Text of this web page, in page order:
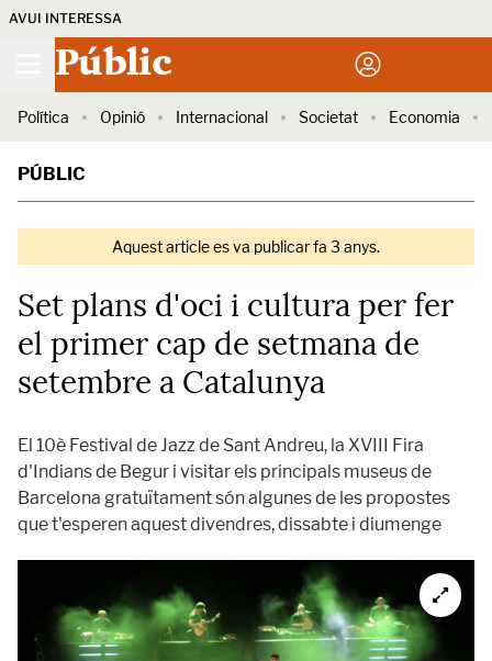
AVUI INTERESSA
Públic
Política Opinió Internacional Societat Economia
PÚBLIC
Aquest article es va publicar fa 3 anys.
Set plans d'oci i cultura per fer
el primer cap de setmana de
setembre a Catalunya
El 10è Festival de Jazz de Sant Andreu, la XVIII Fira
d'Indians de Begur i visitar els principals museus de
Barcelona gratuïtament són algunes de les propostes
que t'esperen aquest divendres, dissabte i diumenge